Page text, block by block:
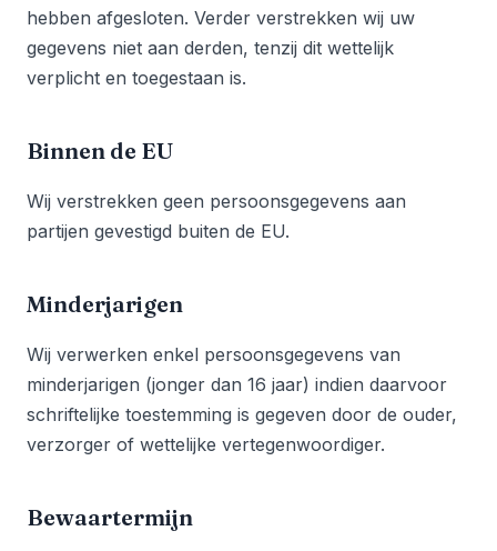
hebben afgesloten. Verder verstrekken wij uw
gegevens niet aan derden, tenzij dit wettelijk
verplicht en toegestaan is.
Binnen de EU
Wij verstrekken geen persoonsgegevens aan
partijen gevestigd buiten de EU.
Minderjarigen
Wij verwerken enkel persoonsgegevens van
minderjarigen (jonger dan 16 jaar) indien daarvoor
schriftelijke toestemming is gegeven door de ouder,
verzorger of wettelijke vertegenwoordiger.
Bewaartermijn